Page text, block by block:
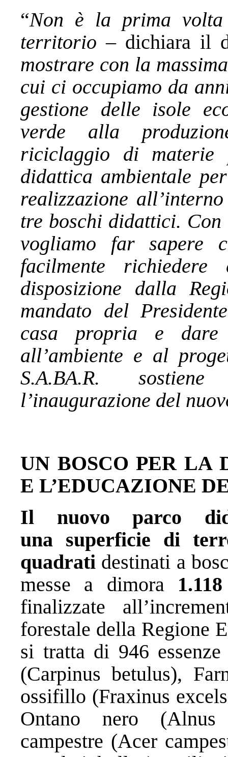
“Non è la prima
territorio – dichiara il
mostrare con la
cui ci occupiamo da
gestione delle isole
verde alla
riciclaggio di materie
didattica ambientale
realizzazione
tre boschi didattici.
vogliamo far sapere
facilmente
disposizione dalla
mandato del
casa propria e
all’ambiente e al
S.A.BA.R.
l’inaugurazione del
UN BOSCO PER
E L’EDUCAZIONE
Il nuovo parco
una superficie di
quadrati destinati a
messe a dimora
finalizzate
forestale della Regione
si tratta di 946
(Carpinus betulus),
ossifillo (Fraxinus
Ontano nero (Alnus
campestre (Acer